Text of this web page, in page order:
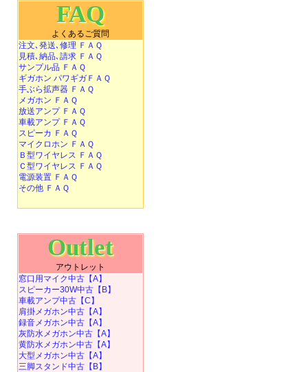
FAQ
よくあるご質問
注文､発送､修理 ＦＡＱ
見積､納品､請求 ＦＡＱ
サンプル品 ＦＡＱ
ギガホン パワギガＦＡＱ
手ぶら拡声器 ＦＡＱ
メガホン ＦＡＱ
放送アンプ ＦＡＱ
車載アンプ ＦＡＱ
スピーカ ＦＡＱ
マイクロホン ＦＡＱ
Ｂ型ワイヤレス ＦＡＱ
Ｃ型ワイヤレス ＦＡＱ
電源装置 ＦＡＱ
その他 ＦＡＱ
Outlet
アウトレット
窓口用マイク中古【A】
スピーカー30W中古【B】
車載アンプ中古【C】
肩掛メガホン中古【A】
録音メガホン中古【A】
灰防水メガホン中古【A】
黄防水メガホン中古【A】
大型メガホン中古【A】
三脚スタンド中古【B】